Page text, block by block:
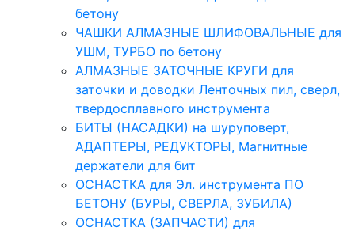
бетону
ЧАШКИ АЛМАЗНЫЕ ШЛИФОВАЛЬНЫЕ для
УШМ, ТУРБО по бетону
АЛМАЗНЫЕ ЗАТОЧНЫЕ КРУГИ для
заточки и доводки Ленточных пил, сверл,
твердосплавного инструмента
БИТЫ (НАСАДКИ) на шуруповерт,
АДАПТЕРЫ, РЕДУКТОРЫ, Магнитные
держатели для бит
ОСНАСТКА для Эл. инструмента ПО
БЕТОНУ (БУРЫ, СВЕРЛА, ЗУБИЛА)
ОСНАСТКА (ЗАПЧАСТИ) для